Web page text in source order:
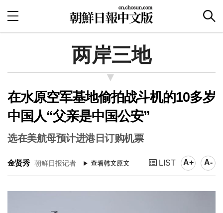
两岸三地
在水原空军基地偷拍战斗机的10多岁
中国人“父亲是中国公安”
选在美航母预计进港日订购机票
金贤秀 朝鲜日报记者 LIST A+ A-